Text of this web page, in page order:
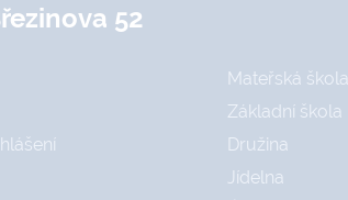
52
Mateřská škola
Základní škola
Družina
Jídelna